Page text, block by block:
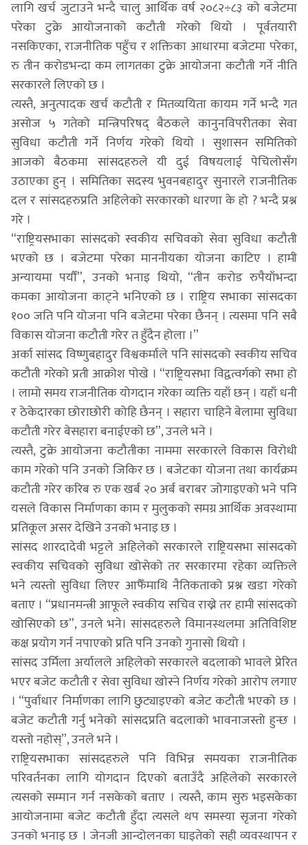
लागि खर्च जुटाउने भन्दै चालु आर्थिक वर्ष २०८२÷८३ को बजेटमा
परेका टुक्रे आयोजनाको कटौती गरेको थियो । पूर्वतयारी
नसकिएका, राजनीतिक पहुँच र शक्तिका आधारमा बजेटमा परेका,
रु तीन करोडभन्दा कम लागतका टुक्रे आयोजना कटौती गर्ने नीति
सरकारले लिएको छ ।
त्यस्तै, अनुत्पादक खर्च कटौती र मितव्ययिता कायम गर्ने भन्दै गत
असोज ५ गतेको मन्त्रिपरिषद् बैठकले कानुनविपरीतका सेवा
सुविधा कटौती गर्ने निर्णय गरेको थियो । सुशासन समितिको
आजको बैठकमा सांसदहरुले यी दुई विषयलाई पेचिलोसँग
उठाएका हुन् । समितिका सदस्य भुवनबहादुर सुनारले राजनीतिक
दल र सांसदहरुप्रति अहिलेको सरकारको धारणा के हो ? भन्दै प्रश्न
गरे ।
“राष्ट्रियसभाका सांसदको स्वकीय सचिवको सेवा सुविधा कटौती
भएको छ । बजेटमा परेका माननीयका योजना काटिए । हामी
अन्यायमा पर्यौं”, उनको भनाइ थियो, “तीन करोड रुपैयाँभन्दा
कमका आयोजना काट्ने भनिएको छ । राष्ट्रिय सभाका सांसदका
१०० जति पनि योजना पनि बजेटमा परेका छैनन् । त्यसमा पनि सबै
विकास योजना कटौती गरेर त हुँदैन होला ।”
अर्का सांसद विष्णुबहादुर विश्वकर्माले पनि सांसदको स्वकीय सचिव
कटौती गरेको प्रती आक्रोश पोखे । “राष्ट्रियसभा विद्वत्वर्गको सभा हो
। लामो समय राजनीतिक योगदान गरेका व्यक्ति यहाँ छन् । यहाँ धनी
र ठेकेदारका छोराछोरी कोहि छैनन् । सहारा चाहिने बेलामा सुविधा
कटौती गरेर बेसहारा बनाईएको छ”, उनले भने ।
त्यस्तै, टुक्रे आयोजना कटौतीका नाममा सरकारले विकास विरोधी
काम गरेको पनि उनको जिकिर छ । बजेटका योजना तथा कार्यक्रम
कटौती गरेर करिब रु एक खर्ब २० अर्ब बराबर जोगाइएको भने पनि
यसले विकास निर्माणका काम र मुलुकको समग्र आर्थिक अवस्थामा
प्रतिकूल असर देखिने उनको भनाइ छ ।
सांसद शारदादेवी भट्टले अहिलेको सरकारले राष्ट्रियसभा सांसदको
स्वकीय सचिवको सुविधा खोसेको तर सरकारमा रहेका व्यक्तिले
भने त्यस्तो सुविधा लिएर आफैँमाथि नैतिकताको प्रश्न खडा गरेको
बताए । “प्रधानमन्त्री आफूले स्वकीय सचिव राख्ने तर हामी सांसदको
खोसिएको छ”, उनले भने। सांसदहरुले विमानस्थलमा अतिविशिष्ट
कक्ष प्रयोग गर्न नपाएको प्रति पनि उनको गुनासो थियो ।
सांसद उर्मिला अर्यालले अहिलेको सरकारले बदलाको भावले प्रेरित
भएर बजेट कटौती र सेवा सुविधा खोस्ने निर्णय गरेको आरोप लगाए
। “पुर्वाधार निर्माणका लागि छुट्याइएको बजेट कटौती भएको छ ।
बजेट कटौती गर्नु भनेको सांसदप्रति बदलाको भावनाजस्तो हुन्छ ।
यस्तो नहोस्”, उनले भने ।
राष्ट्रियसभाका सांसदहरुले पनि विभिन्न समयका राजनीतिक
परिवर्तनका लागि योगदान दिएको बताउँदै अहिलेको सरकारले
त्यसको सम्मान गर्न नसकेको बताए । त्यस्तै, काम सुरु भइसकेका
आयोजनामा बजेट कटौती हुँदा त्यसले थप समस्या सृजना गरेको
उनको भनाइ छ । जेनजी आन्दोलनका घाइतेको सही व्यवस्थापन र